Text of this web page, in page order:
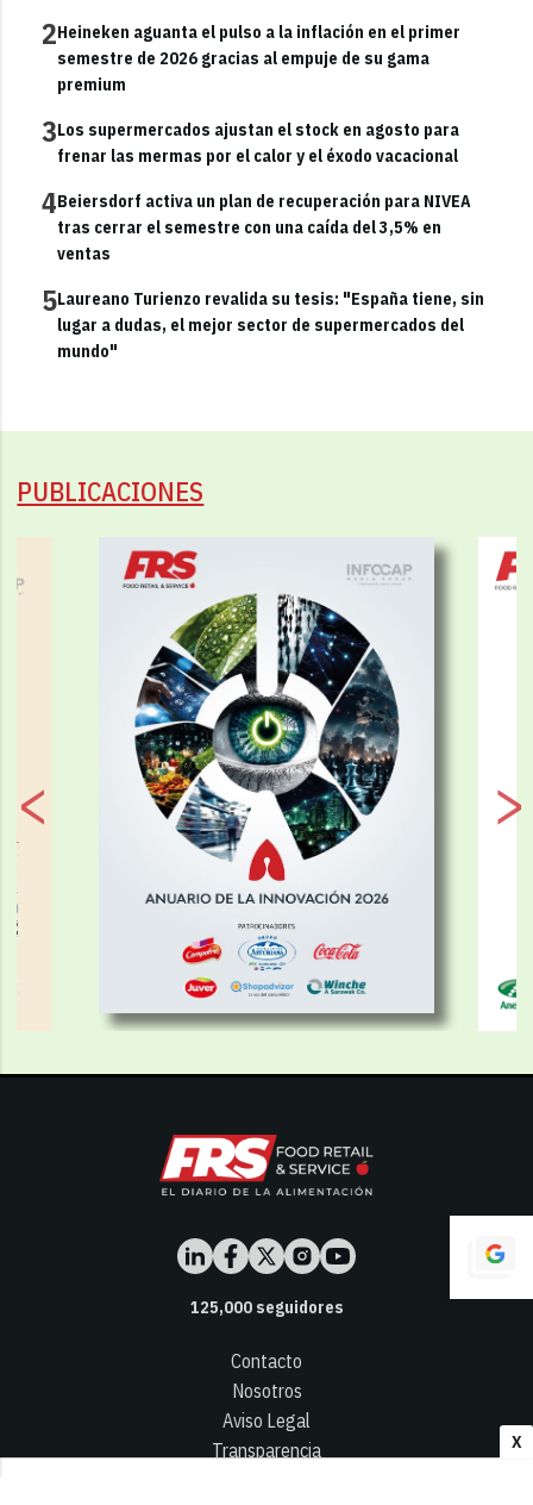
X
2Heineken aguanta el pulso a la inflación en el primer
semestre de 2026 gracias al empuje de su gama
premium
3Los supermercados ajustan el stock en agosto para
frenar las mermas por el calor y el éxodo vacacional
4Beiersdorf activa un plan de recuperación para NIVEA
tras cerrar el semestre con una caída del 3,5% en
ventas
5Laureano Turienzo revalida su tesis: "España tiene, sin
lugar a dudas, el mejor sector de supermercados del
mundo"
PUBLICACIONES
125,000seguidores
Contacto
Nosotros
Aviso Legal
Transparencia